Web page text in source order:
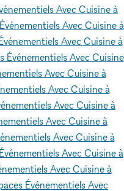
Avec Cuisine à
Avec Cuisine à
Avec Cuisine à
Événementiels Avec Cuisine
Avec Cuisine à
Avec Cuisine à
Avec Cuisine à
Avec Cuisine à
Avec Cuisine à
Avec Cuisine à
Avec Cuisine à
Événementiels Avec